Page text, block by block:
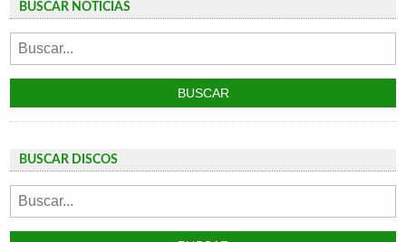
BUSCAR NOTICIAS
BUSCAR DISCOS